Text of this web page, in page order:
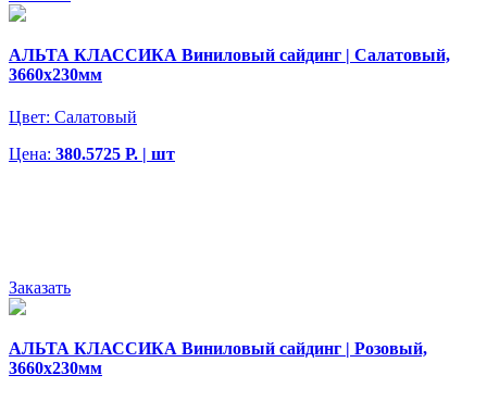
АЛЬТА КЛАССИКА Виниловый сайдинг | Салатовый,
3660х230мм
Цвет: Салатовый
Цена: 380.5725 Р. | шт
Заказать
АЛЬТА КЛАССИКА Виниловый сайдинг | Розовый,
3660х230мм